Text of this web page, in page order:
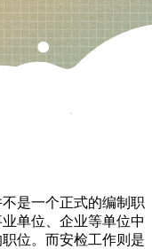
是一个正式的编制职
单位、企业等单位中
位。而安检工作则是